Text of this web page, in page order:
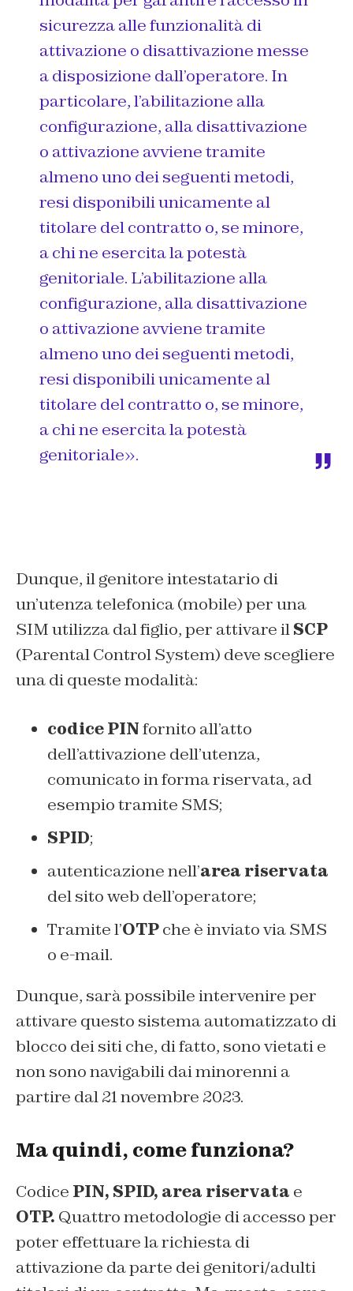
sicurezza alle funzionalità di
attivazione o disattivazione messe
a disposizione dall’operatore. In
particolare, l’abilitazione alla
configurazione, alla disattivazione
o attivazione avviene tramite
almeno uno dei seguenti metodi,
resi disponibili unicamente al
titolare del contratto o, se minore,
a chi ne esercita la potestà
genitoriale. L’abilitazione alla
configurazione, alla disattivazione
o attivazione avviene tramite
almeno uno dei seguenti metodi,
resi disponibili unicamente al
titolare del contratto o, se minore,
a chi ne esercita la potestà
genitoriale».
Dunque, il genitore intestatario di
un’utenza telefonica (mobile) per una
SIM utilizza dal figlio, per attivare ilSCP
(Parental Control System) deve scegliere
una di queste modalità:
codice PINfornito all’atto
dell’attivazione dell’utenza,
comunicato in forma riservata, ad
esempio tramite SMS;
SPID;
autenticazione nell’area riservata
del sito web dell’operatore;
Tramite l’OTPche è inviato via SMS
o e-mail.
Dunque, sarà possibile intervenire per
attivare questo sistema automatizzato di
blocco dei siti che, di fatto, sono vietati e
non sono navigabili dai minorenni a
partire dal 21 novembre 2023.
Ma quindi, come funziona?
Codice PIN, SPID, area riservata e
OTP. Quattro metodologie di accesso per
poter effettuare la richiesta di
attivazione da parte dei genitori/adulti